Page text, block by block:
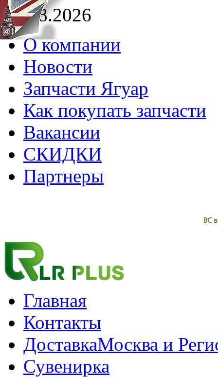
09.08.2026
О компании
Новости
Запчасти Ягуар
Как покупать запчасти
Вакансии
СКИДКИ
Партнеры
Главная
Контакты
ДоставкаМосква и
Сувенирка